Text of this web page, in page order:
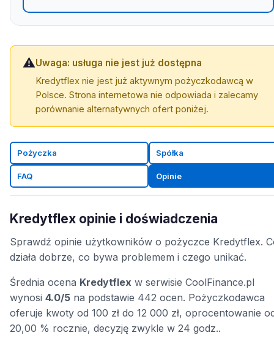
⚠️Uwaga: usługa nie jest już dostępna
Kredytflex nie jest już aktywnym pożyczkodawcą w
Polsce. Strona internetowa nie odpowiada i zalecamy
porównanie alternatywnych ofert poniżej.
Pożyczka Spółka
FAQ Opinie
Kredytflex opinie i doświadczenia
Sprawdź opinie użytkowników o pożyczce Kredytflex.
działa dobrze, co bywa problemem i czego unikać.
Średnia ocena Kredytflex w serwisie CoolFinance.pl
wynosi 4.0/5 na podstawie 442 ocen. Pożyczkodawca
oferuje kwoty od 100 zł do 12 000 zł, oprocentowanie
20,00 % rocznie, decyzję zwykle w 24 godz..